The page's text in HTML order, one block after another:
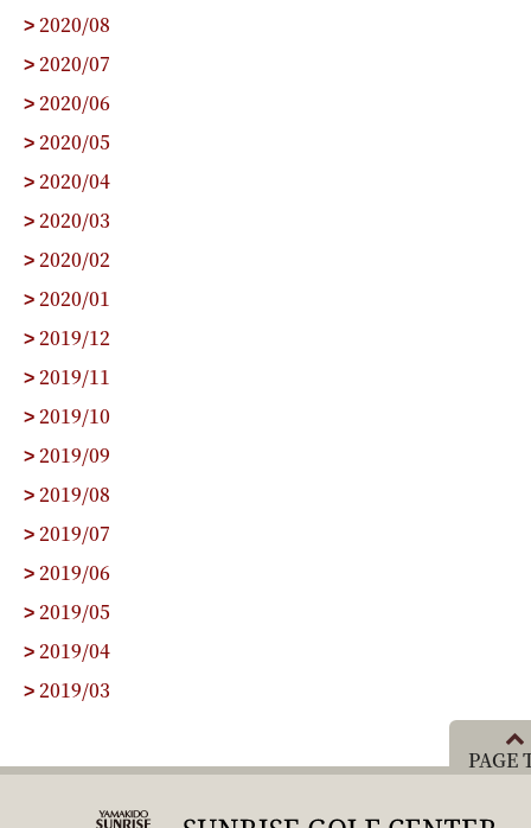
> 2020/08
> 2020/07
> 2020/06
> 2020/05
> 2020/04
> 2020/03
> 2020/02
> 2020/01
> 2019/12
> 2019/11
> 2019/10
> 2019/09
> 2019/08
> 2019/07
> 2019/06
> 2019/05
> 2019/04
> 2019/03
PAGE